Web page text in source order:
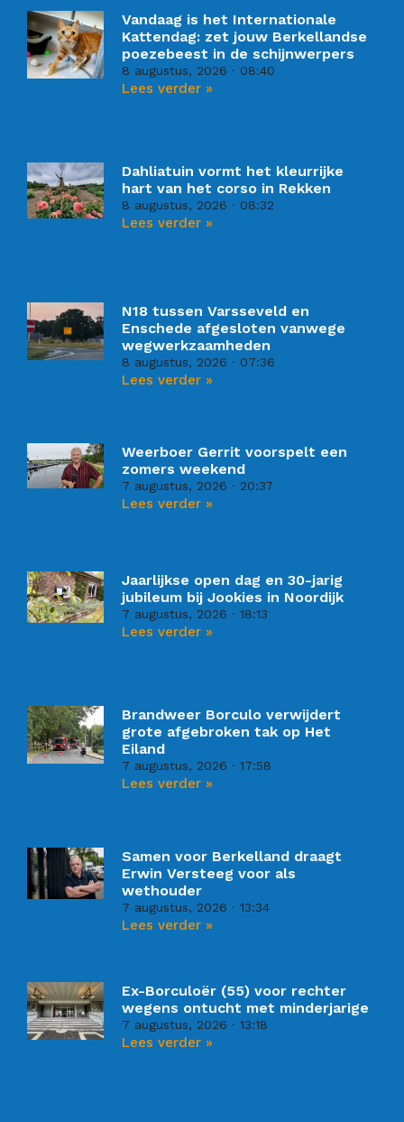
Vandaag is het Internationale
Kattendag: zet jouw Berkellandse
poezebeest in de schijnwerpers
8 augustus, 2026 08:40
Lees verder »
Dahliatuin vormt het kleurrijke
hart van het corso in Rekken
8 augustus, 2026 08:32
Lees verder »
N18 tussen Varsseveld en
Enschede afgesloten vanwege
wegwerkzaamheden
8 augustus, 2026 07:36
Lees verder »
Weerboer Gerrit voorspelt een
zomers weekend
7 augustus, 2026 20:37
Lees verder »
Jaarlijkse open dag en 30-jarig
jubileum bij Jookies in Noordijk
7 augustus, 2026 18:13
Lees verder »
Brandweer Borculo verwijdert
grote afgebroken tak op Het
Eiland
7 augustus, 2026 17:58
Lees verder »
Samen voor Berkelland draagt
Erwin Versteeg voor als
wethouder
7 augustus, 2026 13:34
Lees verder »
Ex-Borculoër (55) voor rechter
wegens ontucht met minderjarige
7 augustus, 2026 13:18
Lees verder »